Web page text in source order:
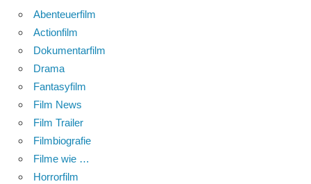
Abenteuerfilm
Actionfilm
Dokumentarfilm
Drama
Fantasyfilm
Film News
Film Trailer
Filmbiografie
Filme wie …
Horrorfilm